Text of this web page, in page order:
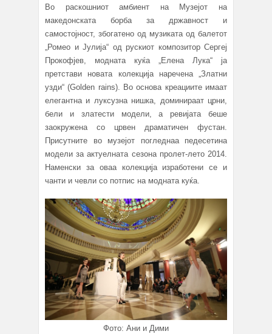
Во раскошниот амбиент на Музејот на
македонската борба за државност и
самостојност, збогатено од музиката од балетот
„Ромео и Јулија“ од рускиот композитор Сергеј
Прокофјев, модната куќа „Елена Лука“ ја
претстави новата колекција наречена „Златни
узди“ (Golden rains). Во основа креациите имаат
елегантна и луксузна нишка, доминираат црни,
бели и златести модели, а ревијата беше
заокружена со црвен драматичен фустан.
Присутните во музејот погледнаа педесетина
модели за актуелната сезона пролет-лето 2014.
Наменски за оваа колекција изработени се и
чанти и чевли со потпис на модната куќа.
Фото: Ани и Дими